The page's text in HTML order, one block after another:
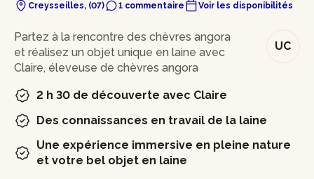
Creysseilles, (07) 1 commentaire Voir les disponibilités
En bref
UC
Partez à la rencontre des chèvres angora
et réalisez un objet unique en laine avec
Claire, éleveuse de chèvres angora
2 h 30 de découverte avec Claire
Des connaissances en travail de la laine
Une expérience immersive en pleine nature
et votre bel objet en laine